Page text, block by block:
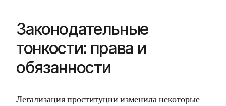
Законодательные
тонкости: права и
обязанности
Легализация проституции изменила некоторые